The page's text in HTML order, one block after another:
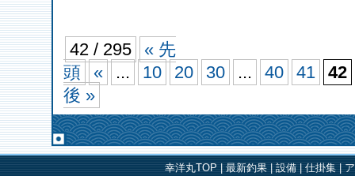
42 / 295
« 先
頭
« ... 10 20 30 ... 40 41
42
後 »
幸洋丸TOP |最新釣果 |設備 |仕掛集